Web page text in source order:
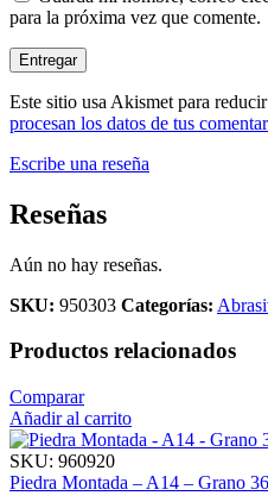
para la próxima vez que comente.
Este sitio usa Akismet para
procesan los datos de tus
Escribe una reseña
Reseñas
Aún no hay reseñas.
SKU: 950303 Categorías:
Productos relacionados
Comparar
Añadir al carrito
SKU: 960920
Piedra Montada – A14 – Grano